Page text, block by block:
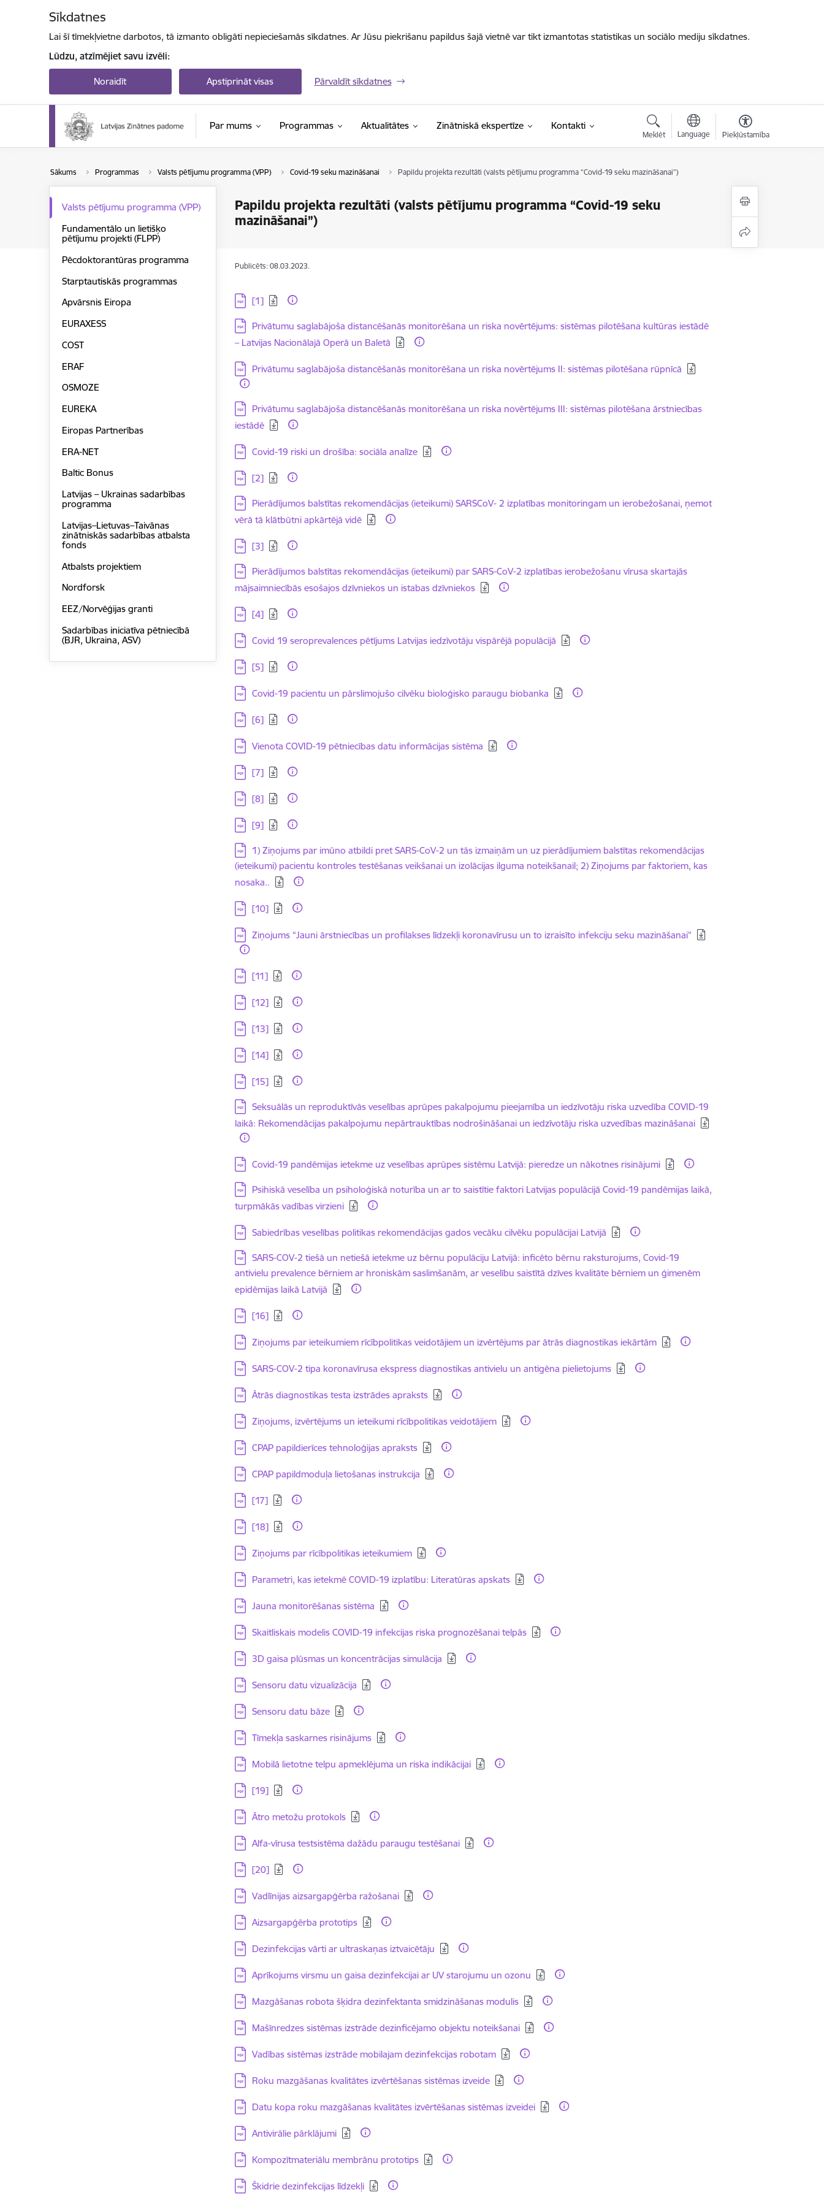
Sīkdatnes
Lai šī tīmekļvietne darbotos, tā izmanto obligāti nepieciešamās sīkdatnes. Ar Jūsu piekrišanu papildus šajā vietnē var tikt izmantotas statistikas un sociālo mediju sīkdatnes.
Lūdzu, atzīmējiet savu izvēli:
Noraidīt Apstiprināt visas Pārvaldīt sīkdatnes
Par mums Programmas Aktualitātes Zinātniskā ekspertīze Kontakti
Meklēt Language Piekļūstamība
Sākums Programmas Valsts pētījumu programma (VPP) Covid-19 seku mazināšanai Papildu projekta rezultāti (valsts pētījumu programma “Covid-19 seku mazināšanai”)
Papildu projekta rezultāti (valsts pētījumu programma “Covid-19 seku
mazināšanai”)
Valsts pētījumu programma (VPP)
Fundamentālo un lietišķo
pētījumu projekti (FLPP)
Pēcdoktorantūras programma
Starptautiskās programmas
Apvārsnis Eiropa
EURAXESS
COST
ERAF
OSMOZE
EUREKA
Eiropas Partnerības
ERA-NET
Baltic Bonus
Latvijas – Ukrainas sadarbības
programma
Latvijas–Lietuvas–Taivānas
zinātniskās sadarbības atbalsta
fonds
Atbalsts projektiem
Nordforsk
EEZ/Norvēģijas granti
Sadarbības iniciatīva pētniecībā
(BJR, Ukraina, ASV)
Publicēts: 08.03.2023.
Lejupielādēt:
[1]
Lejupielādēt:
Privātumu saglabājoša distancēšanās monitorēšana un riska novērtējums: sistēmas pilotēšana kultūras iestādē
– Latvijas Nacionālajā Operā un Baletā
Lejupielādēt:
Privātumu saglabājoša distancēšanās monitorēšana un riska novērtējums II: sistēmas pilotēšana rūpnīcā
Lejupielādēt:
Privātumu saglabājoša distancēšanās monitorēšana un riska novērtējums III: sistēmas pilotēšana ārstniecības
iestādē
Lejupielādēt:
Covid-19 riski un drošība: sociāla analīze
Lejupielādēt:
[2]
Lejupielādēt:
Pierādījumos balstītas rekomendācijas (ieteikumi) SARSCoV- 2 izplatības monitoringam un ierobežošanai, ņemot
vērā tā klātbūtni apkārtējā vidē
Lejupielādēt:
[3]
Lejupielādēt:
Pierādījumos balstītas rekomendācijas (ieteikumi) par SARS-CoV-2 izplatības ierobežošanu vīrusa skartajās
mājsaimniecībās esošajos dzīvniekos un istabas dzīvniekos
Lejupielādēt:
[4]
Lejupielādēt:
Covid 19 seroprevalences pētījums Latvijas iedzīvotāju vispārējā populācijā
Lejupielādēt:
[5]
Lejupielādēt:
Covid-19 pacientu un pārslimojušo cilvēku bioloģisko paraugu biobanka
Lejupielādēt:
[6]
Lejupielādēt:
Vienota COVID-19 pētniecības datu informācijas sistēma
Lejupielādēt:
[7]
Lejupielādēt:
[8]
Lejupielādēt:
[9]
Lejupielādēt:
1) Ziņojums par imūno atbildi pret SARS-CoV-2 un tās izmaiņām un uz pierādījumiem balstītas rekomendācijas
(ieteikumi) pacientu kontroles testēšanas veikšanai un izolācijas ilguma noteikšanail; 2) Ziņojums par faktoriem, kas
nosaka..
Lejupielādēt:
[10]
Lejupielādēt:
Ziņojums “Jauni ārstniecības un profilakses līdzekļi koronavīrusu un to izraisīto infekciju seku mazināšanai”
Lejupielādēt:
[11]
Lejupielādēt:
[12]
Lejupielādēt:
[13]
Lejupielādēt:
[14]
Lejupielādēt:
[15]
Lejupielādēt:
Seksuālās un reproduktīvās veselības aprūpes pakalpojumu pieejamība un iedzīvotāju riska uzvedība COVID-19
laikā: Rekomendācijas pakalpojumu nepārtrauktības nodrošināšanai un iedzīvotāju riska uzvedības mazināšanai
Lejupielādēt:
Covid-19 pandēmijas ietekme uz veselības aprūpes sistēmu Latvijā: pieredze un nākotnes risinājumi
Lejupielādēt:
Psihiskā veselība un psiholoģiskā noturība un ar to saistītie faktori Latvijas populācijā Covid-19 pandēmijas laikā,
turpmākās vadības virzieni
Lejupielādēt:
Sabiedrības veselības politikas rekomendācijas gados vecāku cilvēku populācijai Latvijā
Lejupielādēt:
SARS-COV-2 tiešā un netiešā ietekme uz bērnu populāciju Latvijā: inficēto bērnu raksturojums, Covid-19
antivielu prevalence bērniem ar hroniskām saslimšanām, ar veselību saistītā dzīves kvalitāte bērniem un ģimenēm
epidēmijas laikā Latvijā
Lejupielādēt:
[16]
Lejupielādēt:
Ziņojums par ieteikumiem rīcībpolitikas veidotājiem un izvērtējums par ātrās diagnostikas iekārtām
Lejupielādēt:
SARS-COV-2 tipa koronavīrusa ekspress diagnostikas antivielu un antigēna pielietojums
Lejupielādēt:
Ātrās diagnostikas testa izstrādes apraksts
Lejupielādēt:
Ziņojums, izvērtējums un ieteikumi rīcībpolitikas veidotājiem
Lejupielādēt:
CPAP papildierīces tehnoloģijas apraksts
Lejupielādēt:
CPAP papildmoduļa lietošanas instrukcija
Lejupielādēt:
[17]
Lejupielādēt:
[18]
Lejupielādēt:
Ziņojums par rīcībpolitikas ieteikumiem
Lejupielādēt:
Parametri, kas ietekmē COVID-19 izplatību: Literatūras apskats
Lejupielādēt:
Jauna monitorēšanas sistēma
Lejupielādēt:
Skaitliskais modelis COVID-19 infekcijas riska prognozēšanai telpās
Lejupielādēt:
3D gaisa plūsmas un koncentrācijas simulācija
Lejupielādēt:
Sensoru datu vizualizācija
Lejupielādēt:
Sensoru datu bāze
Lejupielādēt:
Tīmekļa saskarnes risinājums
Lejupielādēt:
Mobilā lietotne telpu apmeklējuma un riska indikācijai
Lejupielādēt:
[19]
Lejupielādēt:
Ātro metožu protokols
Lejupielādēt:
Alfa-vīrusa testsistēma dažādu paraugu testēšanai
Lejupielādēt:
[20]
Lejupielādēt:
Vadlīnijas aizsargapģērba ražošanai
Lejupielādēt:
Aizsargapģērba prototips
Lejupielādēt:
Dezinfekcijas vārti ar ultraskaņas iztvaicētāju
Lejupielādēt:
Aprīkojums virsmu un gaisa dezinfekcijai ar UV starojumu un ozonu
Lejupielādēt:
Mazgāšanas robota šķidra dezinfektanta smidzināšanas modulis
Lejupielādēt:
Mašīnredzes sistēmas izstrāde dezinficējamo objektu noteikšanai
Lejupielādēt:
Vadības sistēmas izstrāde mobilajam dezinfekcijas robotam
Lejupielādēt:
Roku mazgāšanas kvalitātes izvērtēšanas sistēmas izveide
Lejupielādēt:
Datu kopa roku mazgāšanas kvalitātes izvērtēšanas sistēmas izveidei
Lejupielādēt:
Antivirālie pārklājumi
Lejupielādēt:
Kompozītmateriālu membrānu prototips
Lejupielādēt:
Škidrie dezinfekcijas līdzekļi